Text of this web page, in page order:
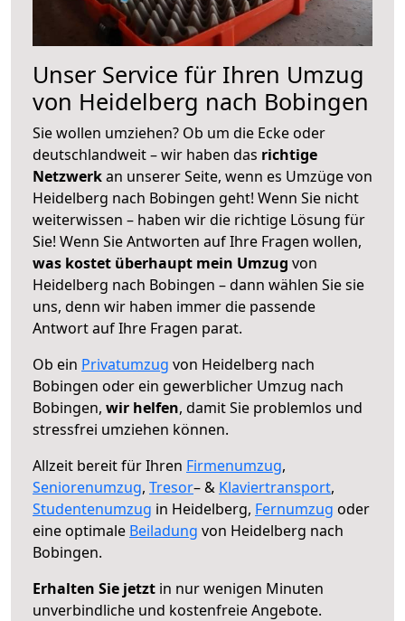
Unser Service für Ihren Umzug
von Heidelberg nach Bobingen
Sie wollen umziehen? Ob um die Ecke oder
deutschlandweit – wir haben das richtige
Netzwerkan unserer Seite, wenn es Umzüge von
Heidelberg nach Bobingen geht! Wenn Sie nicht
weiterwissen – haben wir die richtige Lösung für
Sie! Wenn Sie Antworten auf Ihre Fragen wollen,
was kostet überhaupt mein Umzug von
Heidelberg nach Bobingen – dann wählen Sie sie
uns, denn wir haben immer die passende
Antwort auf Ihre Fragen parat.
Ob ein Privatumzug von Heidelberg nach
Bobingen oder ein gewerblicher Umzug nach
Bobingen, wir helfen, damit Sie problemlos und
stressfrei umziehen können.
Allzeit bereit für Ihren Firmenumzug,
Seniorenumzug, Tresor– & Klaviertransport,
Studentenumzug in Heidelberg, Fernumzug oder
eine optimale Beiladung von Heidelberg nach
Bobingen.
Erhalten Sie jetzt in nur wenigen Minuten
unverbindliche und kostenfreie Angebote.